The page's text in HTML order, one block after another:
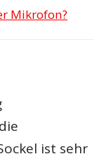
Mikrofon?
ist sehr